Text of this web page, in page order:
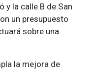
y la calle B de San
un presupuesto
sobre una
la mejora de